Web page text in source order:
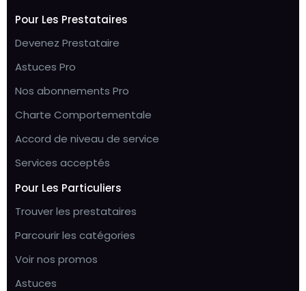
Pour Les Prestataires
Devenez Prestataire
Astuces Pro
Nos abonnements Pro
Charte Comportementale
Accord de niveau de service
Services acceptés
Pour Les Particuliers
Trouver les prestataires
Parcourir les catégories
Voir nos promos
Astuces